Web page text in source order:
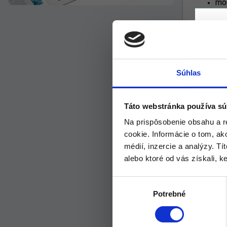
Súhlas
Táto webstránka používa
Na prispôsobenie obsahu a
cookie. Informácie o tom,
médií, inzercie a analýzy.
alebo ktoré od vás získali,
Potrebné